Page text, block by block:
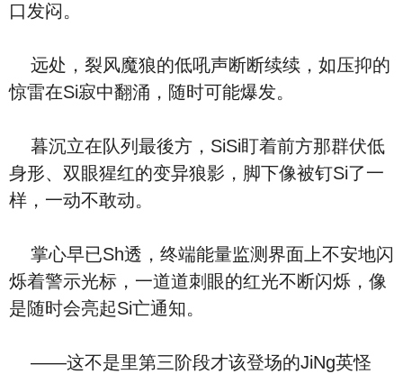
口发闷。
远处，裂风魔狼的低吼声断断续续，如压抑的
惊雷在Si寂中翻涌，随时可能爆发。
暮沉立在队列最後方，SiSi盯着前方那群伏低
身形、双眼猩红的变异狼影，脚下像被钉Si了一
样，一动不敢动。
掌心早已Sh透，终端能量监测界面上不安地闪
烁着警示光标，一道道刺眼的红光不断闪烁，像
是随时会亮起Si亡通知。
——这不是里第三阶段才该登场的JiNg英怪